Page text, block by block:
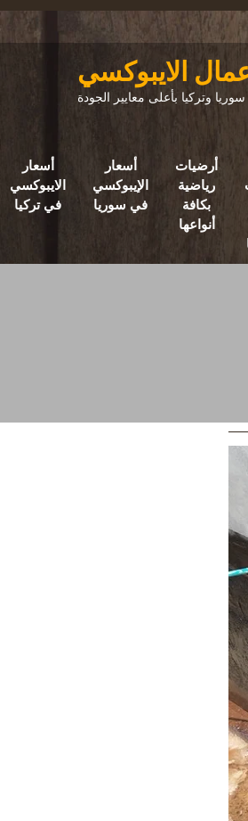
الايبوكسي
وتركيا بأعلى معايير الجودة
أرضيات
رياضية
بكافة
أنواعها
أسعار
الإيبوكسي
في سوريا
أسعار
الايبوكسي
في تركيا